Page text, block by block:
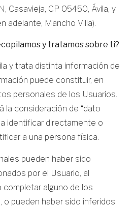
Casavieja, CP 05450, Ávila, y
adelante, Mancho Villa).
y tratamos sobre ti?
y trata distinta información de
puede constituir, en
personales de los Usuarios.
la consideración de “dato
identificar directamente o
a una persona física.
pueden haber sido
por el Usuario, al
completar alguno de los
o pueden haber sido inferidos